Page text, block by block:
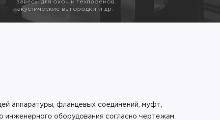
завесы для окон и техпроемов,
акустические выгородки и др.
аппаратуры, фланцевых соединений, муфт,
инженерного оборудования согласно чертежам.